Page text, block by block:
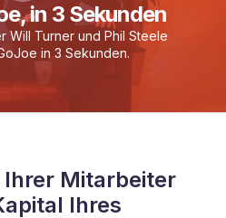
in 3 Sekunden
Will Turner und Phil Steele
in 3 Sekunden.
Ihrer Mitarbeiter
Ihres